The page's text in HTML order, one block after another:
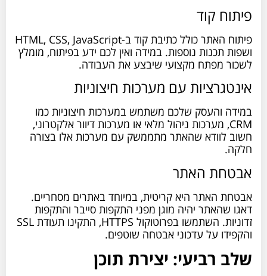
פיתוח קוד
פיתוח האתר כולל כתיבת קוד ב-HTML, CSS, JavaScript
ושפות תכנות נוספות. במידה ואין לכם ידע בפיתוח, מומלץ
לשכור מפתח מקצועי שיבצע את העבודה.
אינטגרציות עם מערכות חיצוניות
במידה והעסק שלכם משתמש במערכות חיצוניות כמו
CRM, מערכות ניהול מלאי או מערכות דיוור אלקטרוני,
חשוב לוודא שהאתר מתממשק עם מערכות אלו בצורה
חלקה.
אבטחת האתר
אבטחת האתר היא קריטית, במיוחד באתרים מסחריים.
דאגו שהאתר יהיה מוגן מפני התקפות סייבר והתקפות
זדוניות. השתמשו בפרוטוקול HTTPS, התקינו תעודת SSL
והקפידו על עדכוני אבטחה שוטפים.
שלב רביעי: יצירת תוכן